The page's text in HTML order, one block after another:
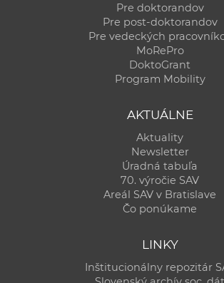
Pre doktorandov
Pre post-doktorandov
Pre vedeckých
MoRePro
DoktoGrant
Program Mobility
AKTUÁLNE
Aktuality
Newsletter
Úradná tabuľa
70. výročie SAV
Areál SAV v Bratislave
Čo ponúkame
LINKY
Inštitucionálny repozitár